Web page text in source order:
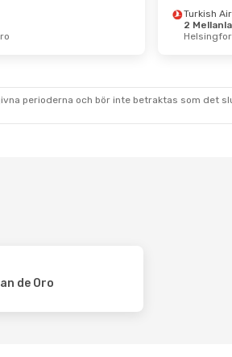
Turkish
2
perioderna och bör inte betraktas som det
de Oro